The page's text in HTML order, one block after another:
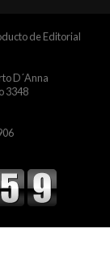
de Editorial
D´Anna
3348